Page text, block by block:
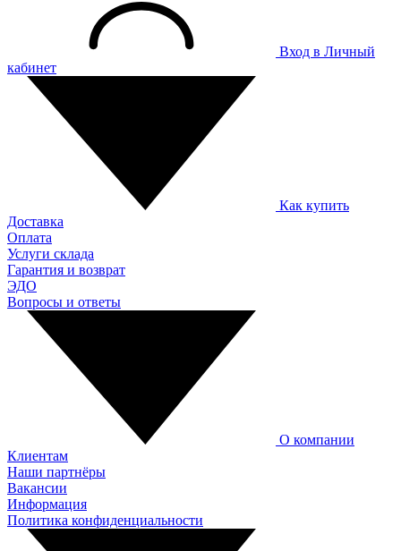
Вход в Личный
кабинет
Как купить
Доставка
Оплата
Услуги склада
Гарантия и возврат
ЭДО
Вопросы и ответы
О компании
Клиентам
Наши партнёры
Вакансии
Информация
Политика конфиденциальности